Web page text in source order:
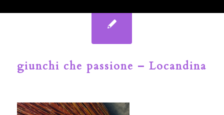
giunchi che passione – Locandina